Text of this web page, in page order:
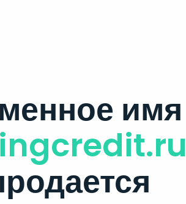
имя